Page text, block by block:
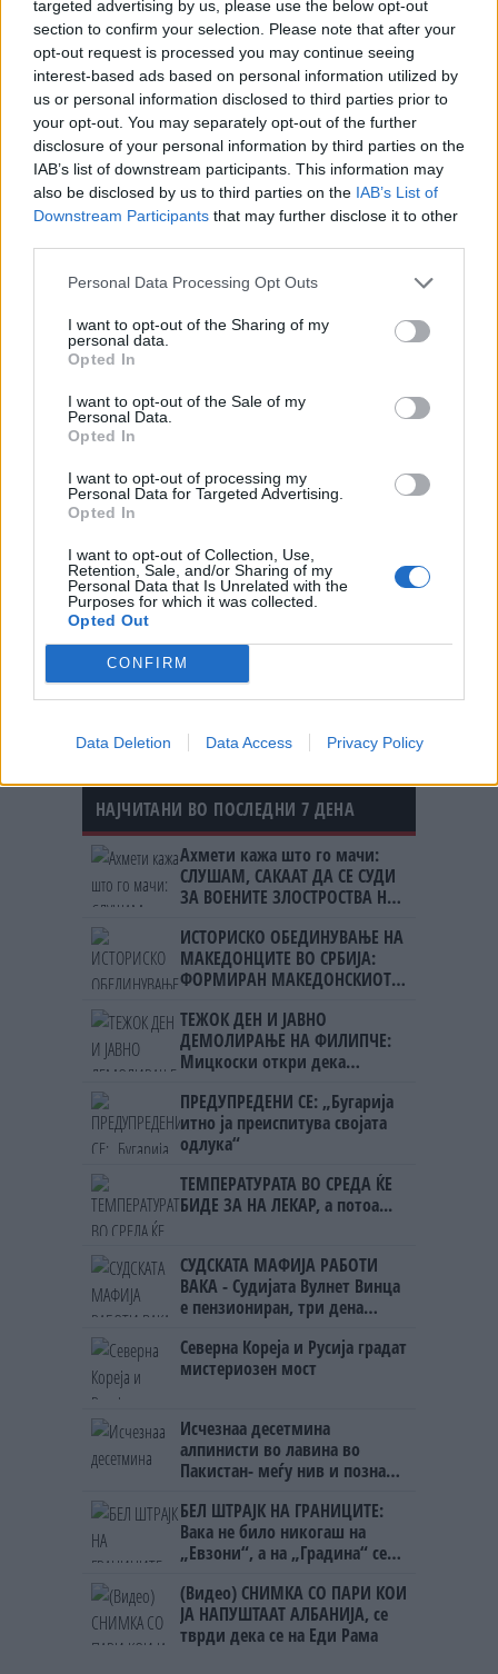
targeted advertising by us, please use the below opt-out
section to confirm your selection. Please note that after your
opt-out request is processed you may continue seeing
interest-based ads based on personal information utilized by
us or personal information disclosed to third parties prior to
your opt-out. You may separately opt-out of the further
disclosure of your personal information by third parties on the
IAB’s list of downstream participants. This information may
also be disclosed by us to third parties on the IAB’s List of
Downstream Participants that may further disclose it to other
Personal Data Processing Opt Outs
I want to opt-out of the Sharing of my
personal data.
Opted In
I want to opt-out of the Sale of my
Personal Data.
Opted In
I want to opt-out of processing my
Personal Data for Targeted Advertising.
Opted In
I want to opt-out of Collection, Use,
Retention, Sale, and/or Sharing of my
Personal Data that Is Unrelated with the
Purposes for which it was collected.
Opted Out
CONFIRM
Data Deletion Data Access Privacy Policy
дигитална технологија. Ги затвори погоните за
филмска индустрија, брзо се диверзифицираше
и се појави како високо профитабилен,
мултисекторски иноватор.
за учебник за корпоративна реинвенција
направена правилно.
© Vecer.mk, правата за текстот се на редакцијата
(13) ПОЧИНА ПО КОНТАКТ СО
МЕДУЗА
(Видео) СНЕЖЕН КОЛАПС НА
ДРУГИОТ КРАЈ ОД СВЕТОТ - Нов
Зеланд ги затвори училиштата
НАЈЧИТАНИ ВО ПОСЛЕДНИ 7 ДЕНА
Ахмети кажа што го мачи:
СЛУШАМ, САКААТ ДА СЕ СУДИ
ЗА ВОЕНИТЕ ЗЛОСТРОСТВА НА
ИСТОРИСКО ОБЕДИНУВАЊЕ НА
МАКЕДОНЦИТЕ ВО СРБИЈА:
ФОРМИРАН МАКЕДОНСКИОТ
ТЕЖОК ДЕН И ЈАВНО
ДЕМОЛИРАЊЕ НА ФИЛИПЧЕ:
Мицкоски откри дека
ништо, освен за кеш
ПРЕДУПРЕДЕНИ СЕ: „Бугарија
итно ја преиспитува својата
одлука“
ТЕМПЕРАТУРАТА ВО СРЕДА ЌЕ
БИДЕ ЗА НА ЛЕКАР, а потоа...
СУДСКАТА МАФИЈА РАБОТИ
ВАКА - Судијата Вулнет Винца
е пензиониран, три дена
на бизнисменот Марковски
Северна Кореја и Русија градат
мистериозен мост
Исчезнаа десетмина
алпинисти во лавина во
Пакистан- меѓу нив и познат
БЕЛ ШТРАЈК НА ГРАНИЦИТЕ:
Вака не било никогаш на
„Евзони“, а на „Градина“ се
(Видео) СНИМКА СО ПАРИ КОИ
ЈА НАПУШТААТ АЛБАНИЈА, се
тврди дека се на Еди Рама